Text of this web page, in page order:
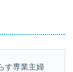
す専業主婦